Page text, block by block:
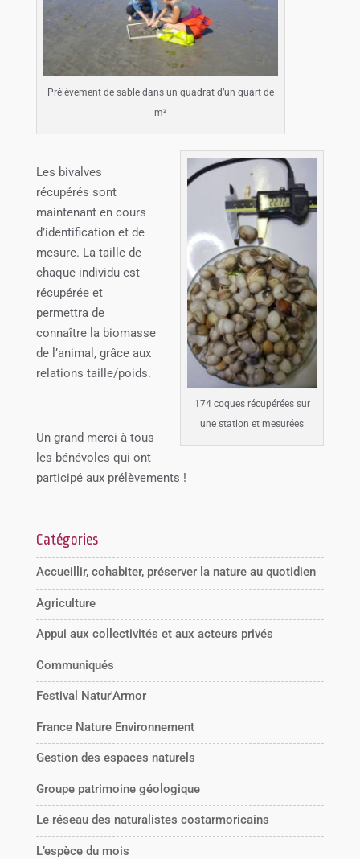
Prélèvement de sable dans un quadrat d’un quart de
m²
174 coques récupérées sur
une station et mesurées
Les bivalves
récupérés sont
maintenant en cours
d’identification et de
mesure. La taille de
chaque individu est
récupérée et
permettra de
connaître la biomasse
de l’animal, grâce aux
relations taille/poids.
Un grand merci à tous
les bénévoles qui ont
participé aux prélèvements !
Catégories
Accueillir, cohabiter, préserver la nature au quotidien
Agriculture
Appui aux collectivités et aux acteurs privés
Communiqués
Festival Natur'Armor
France Nature Environnement
Gestion des espaces naturels
Groupe patrimoine géologique
Le réseau des naturalistes costarmoricains
L’espèce du mois